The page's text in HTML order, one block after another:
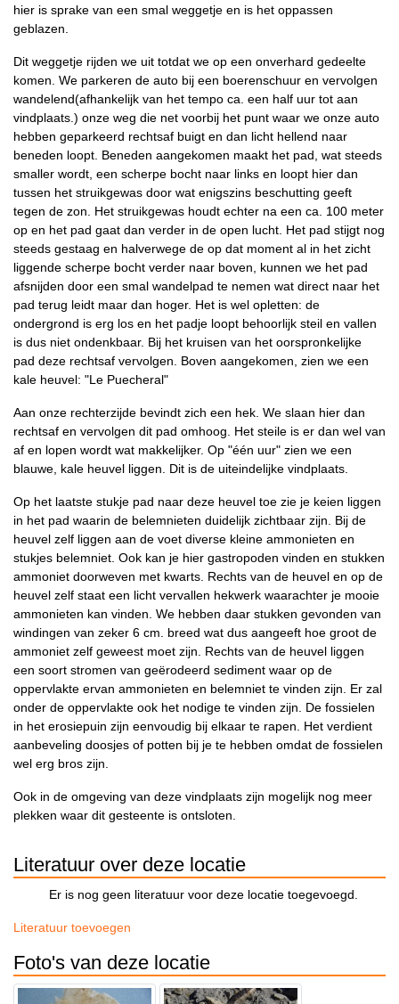
hier is sprake van een smal weggetje en is het oppassen
geblazen.
Dit weggetje rijden we uit totdat we op een onverhard gedeelte
komen. We parkeren de auto bij een boerenschuur en vervolgen
wandelend(afhankelijk van het tempo ca. een half uur tot aan
vindplaats.) onze weg die net voorbij het punt waar we onze auto
hebben geparkeerd rechtsaf buigt en dan licht hellend naar
beneden loopt. Beneden aangekomen maakt het pad, wat steeds
smaller wordt, een scherpe bocht naar links en loopt hier dan
tussen het struikgewas door wat enigszins beschutting geeft
tegen de zon. Het struikgewas houdt echter na een ca. 100 meter
op en het pad gaat dan verder in de open lucht. Het pad stijgt nog
steeds gestaag en halverwege de op dat moment al in het zicht
liggende scherpe bocht verder naar boven, kunnen we het pad
afsnijden door een smal wandelpad te nemen wat direct naar het
pad terug leidt maar dan hoger. Het is wel opletten: de
ondergrond is erg los en het padje loopt behoorlijk steil en vallen
is dus niet ondenkbaar. Bij het kruisen van het oorspronkelijke
pad deze rechtsaf vervolgen. Boven aangekomen, zien we een
kale heuvel: "Le Puecheral"
Aan onze rechterzijde bevindt zich een hek. We slaan hier dan
rechtsaf en vervolgen dit pad omhoog. Het steile is er dan wel van
af en lopen wordt wat makkelijker. Op "één uur" zien we een
blauwe, kale heuvel liggen. Dit is de uiteindelijke vindplaats.
Op het laatste stukje pad naar deze heuvel toe zie je keien liggen
in het pad waarin de belemnieten duidelijk zichtbaar zijn. Bij de
heuvel zelf liggen aan de voet diverse kleine ammonieten en
stukjes belemniet. Ook kan je hier gastropoden vinden en stukken
ammoniet doorweven met kwarts. Rechts van de heuvel en op de
heuvel zelf staat een licht vervallen hekwerk waarachter je mooie
ammonieten kan vinden. We hebben daar stukken gevonden van
windingen van zeker 6 cm. breed wat dus aangeeft hoe groot de
ammoniet zelf geweest moet zijn. Rechts van de heuvel liggen
een soort stromen van geërodeerd sediment waar op de
oppervlakte ervan ammonieten en belemniet te vinden zijn. Er zal
onder de oppervlakte ook het nodige te vinden zijn. De fossielen
in het erosiepuin zijn eenvoudig bij elkaar te rapen. Het verdient
aanbeveling doosjes of potten bij je te hebben omdat de fossielen
wel erg bros zijn.
Ook in de omgeving van deze vindplaats zijn mogelijk nog meer
plekken waar dit gesteente is ontsloten.
Literatuur over deze locatie
Er is nog geen literatuur voor deze locatie toegevoegd.
Literatuur toevoegen
Foto's van deze locatie